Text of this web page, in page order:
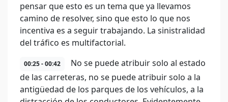
pensar que esto es un tema que ya llevamos
camino de resolver, sino que esto lo que nos
incentiva es a seguir trabajando. La sinistralidad
del tráfico es multifactorial.
00:25 - 00:42
No se puede atribuir solo al estado
de las carreteras, no se puede atribuir solo a la
antigüedad de los parques de los vehículos, a la